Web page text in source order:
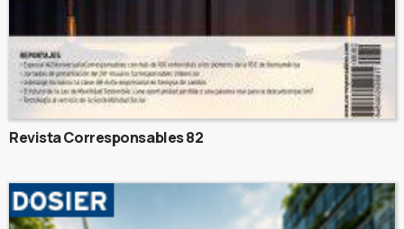
Revista Corresponsables 82